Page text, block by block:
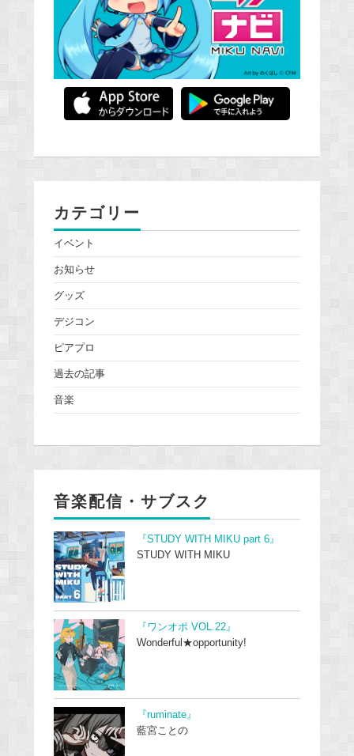
カテゴリー
イベント
お知らせ
グッズ
デジコン
ピアプロ
過去の記事
音楽
音楽配信・サブスク
『STUDY WITH MIKU part 6』
STUDY WITH MIKU
『ワンオポ VOL.22』
Wonderful★opportunity!
『ruminate』
藍宮ことの